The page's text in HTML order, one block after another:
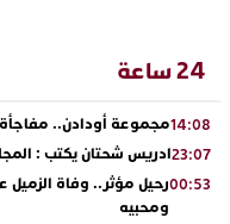
24 ساعة
14:08مجموعة أودادن.. مفاجأة
23:07ادريس شحتان يكتب :
00:53رحيل مؤثر.. وفاة الزميل
ومحبيه